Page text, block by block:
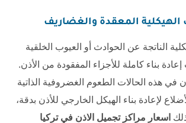
المعقدة والغضاريف
الناتجة عن الحوادث أو العيوب الخلقية
إعادة بناء كاملة للأجزاء المفقودة من الأذن.
في هذه الحالات الطعوم الغضروفية الذاتية
لإعادة بناء الهيكل الخارجي للأذن بدقة،
اسعار مراكز تجميل الاذن في تركيا